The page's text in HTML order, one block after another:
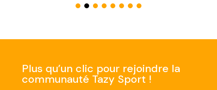
Plus qu’un clic pour rejoindre la
communauté Tazy Sport !